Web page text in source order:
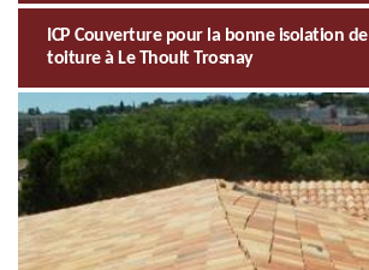
ICP Couverture pour la bonne isolation
toiture à Le Thoult Trosnay